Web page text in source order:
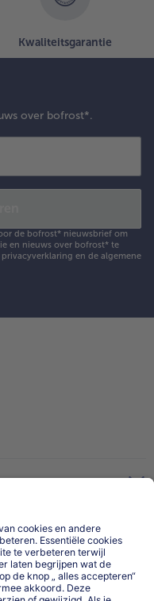
Kwaliteitsgarantie
over bofrost*.
de bofrost* nieuwsbrief om
en nieuws over bofrost* te
privacyverklaring en de algemene